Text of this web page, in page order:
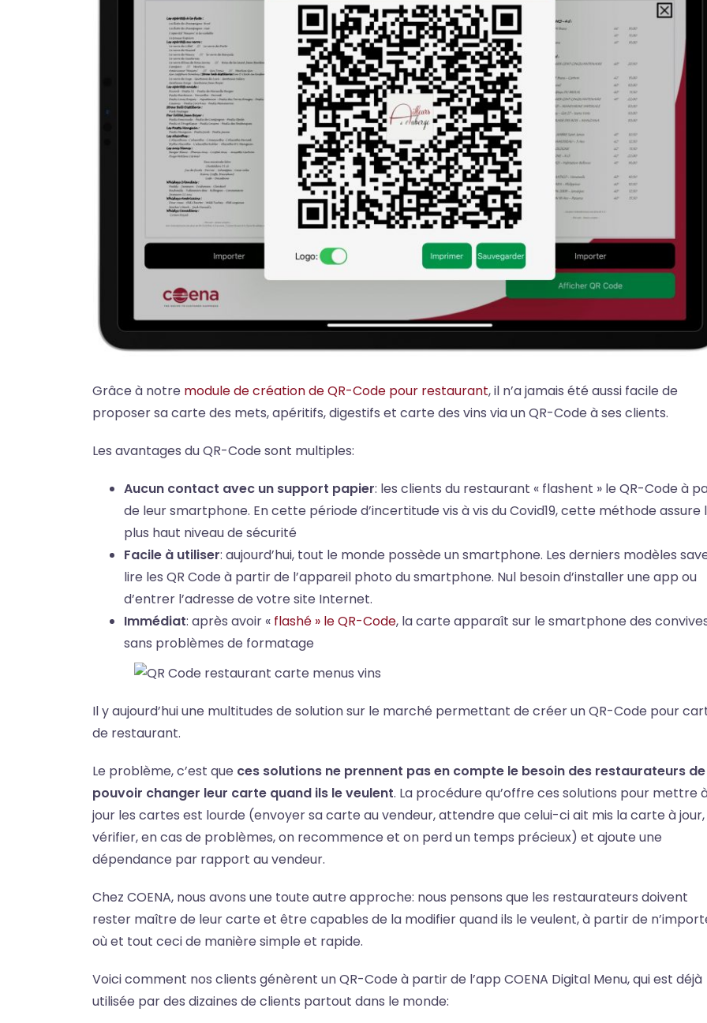
Grâce à notre module de création de QR-Code pour restaurant, il n’a jamais été aussi facile de
proposer sa carte des mets, apéritifs, digestifs et carte des vins via un QR-Code à ses clients.
Les avantages du QR-Code sont multiples:
Aucun contact avec un support papier: les clients du restaurant « flashent » le QR-Code à
de leur smartphone. En cette période d’incertitude vis à vis du Covid19, cette méthode assure
plus haut niveau de sécurité
Facile à utiliser: aujourd’hui, tout le monde possède un smartphone. Les derniers modèles
lire les QR Code à partir de l’appareil photo du smartphone. Nul besoin d’installer une app ou
d’entrer l’adresse de votre site Internet.
Immédiat: après avoir « flashé » le QR-Code, la carte apparaît sur le smartphone des
sans problèmes de formatage
Il y aujourd’hui une multitudes de solution sur le marché permettant de créer un QR-Code pour
de restaurant.
Le problème, c’est que ces solutions ne prennent pas en compte le besoin des restaurateurs de
pouvoir changer leur carte quand ils le veulent. La procédure qu’offre ces solutions pour mettre
jour les cartes est lourde (envoyer sa carte au vendeur, attendre que celui-ci ait mis la carte à jour,
vérifier, en cas de problèmes, on recommence et on perd un temps précieux) et ajoute une
dépendance par rapport au vendeur.
Chez COENA, nous avons une toute autre approche: nous pensons que les restaurateurs doivent
rester maître de leur carte et être capables de la modifier quand ils le veulent, à partir de
où et tout ceci de manière simple et rapide.
Voici comment nos clients génèrent un QR-Code à partir de l’app COENA Digital Menu, qui est déjà
utilisée par des dizaines de clients partout dans le monde: